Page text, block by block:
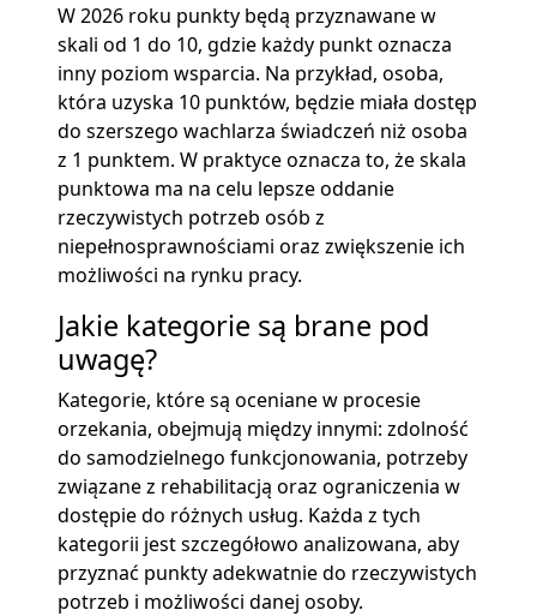
W 2026 roku punkty będą przyznawane w
skali od 1 do 10, gdzie każdy punkt oznacza
inny poziom wsparcia. Na przykład, osoba,
która uzyska 10 punktów, będzie miała dostęp
do szerszego wachlarza świadczeń niż osoba
z 1 punktem. W praktyce oznacza to, że skala
punktowa ma na celu lepsze oddanie
rzeczywistych potrzeb osób z
niepełnosprawnościami oraz zwiększenie ich
możliwości na rynku pracy.
Jakie kategorie są brane pod
uwagę?
Kategorie, które są oceniane w procesie
orzekania, obejmują między innymi: zdolność
do samodzielnego funkcjonowania, potrzeby
związane z rehabilitacją oraz ograniczenia w
dostępie do różnych usług. Każda z tych
kategorii jest szczegółowo analizowana, aby
przyznać punkty adekwatnie do rzeczywistych
potrzeb i możliwości danej osoby.